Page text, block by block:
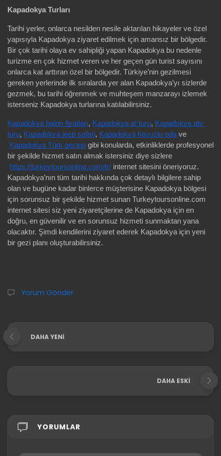
Kapadokya Turları
Tarihi yerler, onlarca nesilden nesile aktarılan hikayeler ve özel
yapısıyla Kapadokya ziyaret edilmek için amansız bir bölgedir.
Bir çok tarihi olaya ev sahipliği yapan Kapadokya bu nedenle
turizme en çok hizmet veren ve her geçen gün turist sayısını
onlarca kat arttıran özel bir bölgedir. Türkiye’nin gezilmesi
gereken yerlerinde ilk sıralarda yer alan Kapadokya’yı sizlerde
gezmek, bu tarihi öğrenmek ve muhteşem manzarayı izlemek
isterseniz Kapadokya turlarına katılabilirsiniz.
Kapadokya balon fiyatları, Kapadokya at turu, Kapadokya atv
turu, Kapadokya jeep safari, Kapadokya havuzlu oda ve
Kapadokya Türk gecesi gibi konularda, etkinliklerde profesyonel
bir şekilde hizmet satın almak istersiniz diye sizlere
https://turkeytoursonline.com/tr/ internet sitesini öneriyoruz.
Kapadokya’nın tüm tarihi hakkında çok detaylı bilgilere sahip
olan ve bugüne kadar binlerce müşterisine Kapadokya bölgesi
için sorunsuz bir şekilde hizmet sunan Turkeytoursonline.com
internet sitesi siz yeni ziyaretçilerine de Kapadokya için en
doğru, en güvenilir ve en sorunsuz hizmeti sunmaktan yana
olacaktır. Şimdi kendilerini ziyaret ederek Kapadokya için yeni
bir gezi planı oluşturabilirsiniz.
Yorum Gönder
DAHA YENI
DAHA ESKI
YORUMLAR